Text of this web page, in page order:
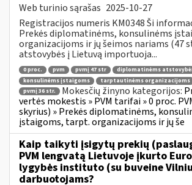
Web turinio sąrašas 2025-10-27
Registracijos numeris KM0348 Ši
Prekės diplomatinėms, konsulinėms
organizacijoms ir jų šeimos nariams (47
atstovybės į Lietuvą importuoja...
0 proc. pvm pvmį 47 str
diplomatinėms
konsulinėms įstaigoms
tarptautinėms organizacijoms
pvmį 36 str.
Mokesčių žinyno kategorijos:
vertės mokestis » PVM tarifai » 0 proc.
skyrius) » Prekės diplomatinėms,
įstaigoms, tarpt. organizacijoms ir jų še
Kaip taikyti įsigytų prekių
PVM lengvatą Lietuvoje įkurto
lygybės instituto (su buveine
darbuotojams?